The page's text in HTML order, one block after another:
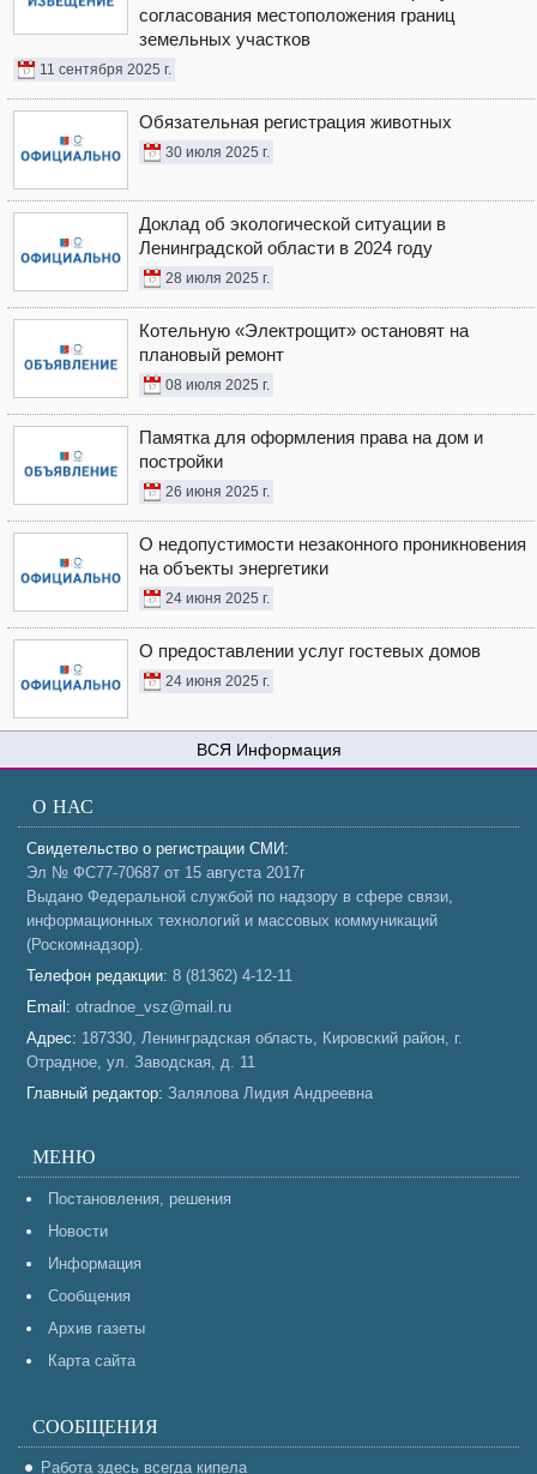
согласования местоположения границ
земельных участков
11 сентября 2025 г.
Обязательная регистрация животных
30 июля 2025 г.
Доклад об экологической ситуации в
Ленинградской области в 2024 году
28 июля 2025 г.
Котельную «Электрощит» остановят на
плановый ремонт
08 июля 2025 г.
Памятка для оформления права на дом и
постройки
26 июня 2025 г.
О недопустимости незаконного проникновения
на объекты энергетики
24 июня 2025 г.
О предоставлении услуг гостевых домов
24 июня 2025 г.
Информация
О НАС
Свидетельство о регистрации СМИ:
Эл № ФС77-70687 от 15 августа 2017г
Выдано Федеральной службой по надзору в сфере связи,
информационных технологий и массовых коммуникаций
(Роскомнадзор).
Телефон редакции: 8 (81362) 4-12-11
Email: otradnoe_vsz@mail.ru
Адрес: 187330, Ленинградская область, Кировский район, г.
Отрадное, ул. Заводская, д. 11
Главный редактор: Залялова Лидия Андреевна
МЕНЮ
Постановления, решения
Новости
Информация
Сообщения
Архив газеты
Карта сайта
СООБЩЕНИЯ
Работа здесь всегда кипела